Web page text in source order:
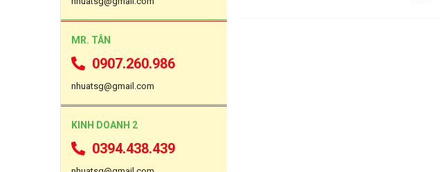
MR. TÂN
0907.260.986
nhuatsg@gmail.com
KINH DOANH 2
0394.438.439